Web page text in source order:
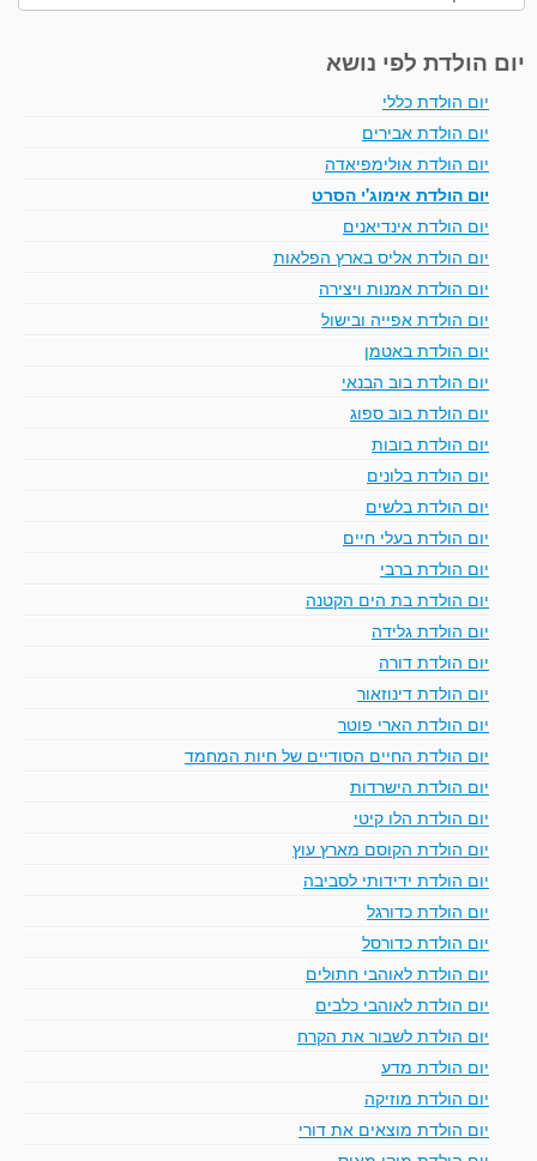
יום הולדת לפי נושא
יום הולדת כללי
יום הולדת אבירים
יום הולדת אולימפיאדה
יום הולדת אימוג'י הסרט
יום הולדת אינדיאנים
יום הולדת אליס בארץ הפלאות
יום הולדת אמנות ויצירה
יום הולדת אפייה ובישול
יום הולדת באטמן
יום הולדת בוב הבנאי
יום הולדת בוב ספוג
יום הולדת בובות
יום הולדת בלונים
יום הולדת בלשים
יום הולדת בעלי חיים
יום הולדת ברבי
יום הולדת בת הים הקטנה
יום הולדת גלידה
יום הולדת דורה
יום הולדת דינוזאור
יום הולדת הארי פוטר
יום הולדת החיים הסודיים של חיות המחמד
יום הולדת הישרדות
יום הולדת הלו קיטי
יום הולדת הקוסם מארץ עוץ
יום הולדת ידידותי לסביבה
יום הולדת כדורגל
יום הולדת כדורסל
יום הולדת לאוהבי חתולים
יום הולדת לאוהבי כלבים
יום הולדת לשבור את הקרח
יום הולדת מדע
יום הולדת מוזיקה
יום הולדת מוצאים את דורי